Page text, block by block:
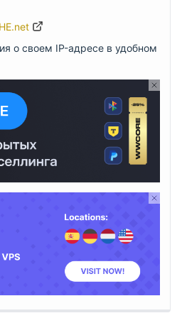
HE.net
о своем IP-адресе в удобном